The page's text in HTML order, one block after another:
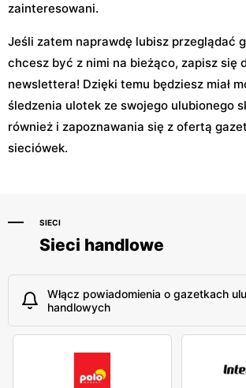
zainteresowani.
Jeśli zatem naprawdę lubisz przeglądać
chcesz być z nimi na bieżąco, zapisz się
newslettera! Dzięki temu będziesz miał
śledzenia ulotek ze swojego ulubionego
również i zapoznawania się z ofertą
sieciówek.
SIECI
Sieci handlowe
Włącz powiadomienia o gazetkach
handlowych